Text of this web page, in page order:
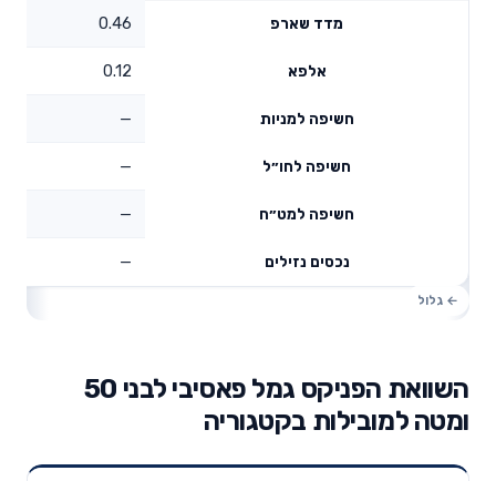
מדד שארפ 0.46
אלפא 0.12
חשיפה למניות —
חשיפה לחו״ל —
חשיפה למט״ח —
נכסים נזילים —
השוואת הפניקס גמל פאסיבי לבני 50
ומטה למובילות בקטגוריה